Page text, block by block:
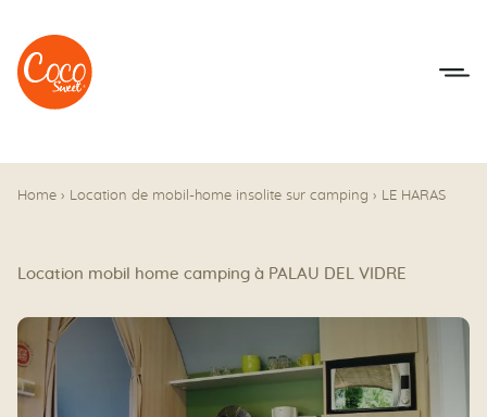
Aller au menu
Aller au contenu
Home › Location de mobil-home insolite sur camping › LE HARAS
Location mobil home camping à PALAU DEL VIDRE